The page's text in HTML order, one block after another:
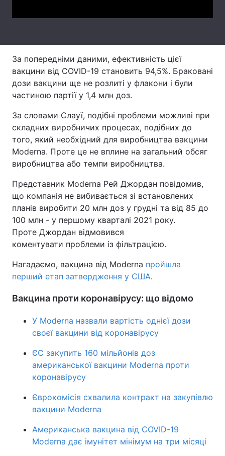
Тема оформлення
За попередніми даними, ефективність цієї
вакцини від COVID-19 становить 94,5%. Браковані
дози вакцини ще не розлиті у флакони і були
частиною партії у 1,4 млн доз.
За словами Слауї, подібні проблеми можливі при
складних виробничих процесах, подібних до
того, який необхідний для виробництва вакцини
Moderna. Проте це не вплине на загальний обсяг
виробництва або темпи виробництва.
Представник Moderna Рей Джордан повідомив,
що компанія не вибивається зі встановлених
планів виробити 20 млн доз у грудні та від 85 до
100 млн - у першому кварталі 2021 року.
Проте Джордан відмовився
коментувати проблеми із фільтрацією.
Нагадаємо, вакцина від Moderna пройшла
перший етап затвердження у США.
Вакцина проти коронавірусу: що відомо
У Moderna назвали вартість однієї дози
своєї вакцини від коронавірусу
ЄС закупить 160 мільйонів доз
американської вакцини Moderna проти
коронавірусу
Єврокомісія схвалила контракт на закупівлю
вакцини Moderna
Американська вакцина від COVID-19
Moderna дає імунітет мінімум на три місяці